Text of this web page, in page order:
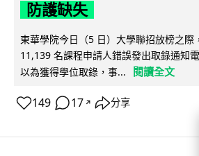
防護缺失
東華學院今日（5 日）大學聯招放榜之際
11,139 名課程申請人錯誤發出取錄通知
以為獲得學位取錄，事...
閱讀全文
149 17 ↗ 分享